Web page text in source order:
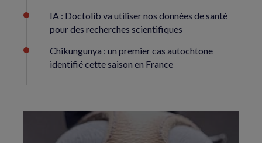
IA : Doctolib va utiliser nos données de santé
pour des recherches scientifiques
Chikungunya : un premier cas autochtone
identifié cette saison en France